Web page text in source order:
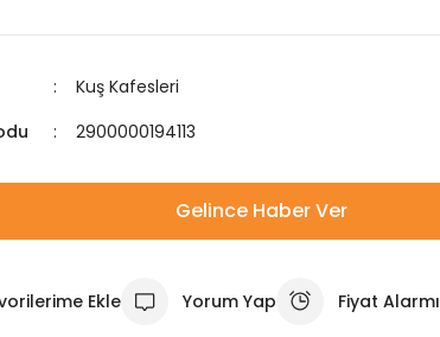
Kuş Kafesleri
2900000194113
Gelince Haber Ver
Yorum Yap Fiyat Alarmı